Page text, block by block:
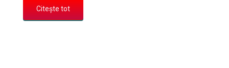
Citește tot